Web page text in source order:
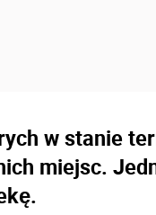
w stanie
miejsc.